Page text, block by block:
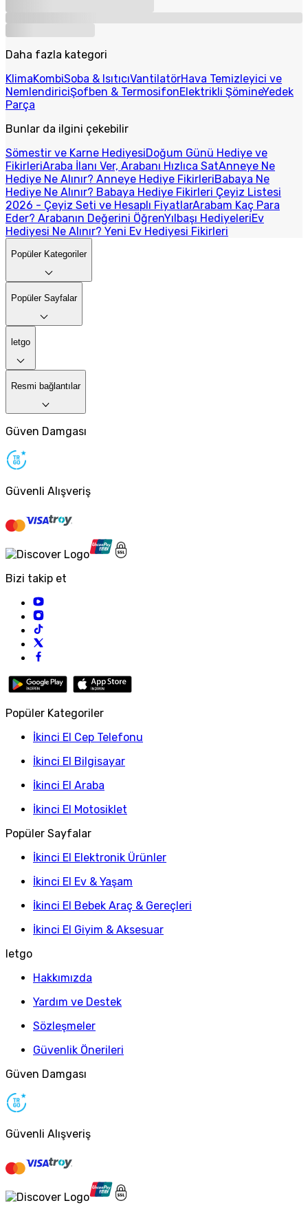
Daha fazla kategori
KlimaKombiSoba & IsıtıcıVantilatörHava Temizleyici ve
NemlendiriciŞofben & TermosifonElektrikli ŞömineYedek
Parça
Bunlar da ilgini çekebilir
Sömestir ve Karne HediyesiDoğum Günü Hediye ve
FikirleriAraba İlanı Ver, Arabanı Hızlıca SatAnneye Ne
Hediye Ne Alınır? Anneye Hediye FikirleriBabaya Ne
Hediye Ne Alınır? Babaya Hediye Fikirleri Çeyiz Listesi
2026 - Çeyiz Seti ve Hesaplı FiyatlarArabam Kaç Para
Eder? Arabanın Değerini ÖğrenYılbaşı HediyeleriEv
Hediyesi Ne Alınır? Yeni Ev Hediyesi Fikirleri
Popüler Kategoriler
Popüler Sayfalar
letgo
Resmi bağlantılar
Güven Damgası
Güvenli Alışveriş
Bizi takip et
Popüler Kategoriler
İkinci El Cep Telefonu
İkinci El Bilgisayar
İkinci El Araba
İkinci El Motosiklet
Popüler Sayfalar
İkinci El Elektronik Ürünler
İkinci El Ev & Yaşam
İkinci El Bebek Araç & Gereçleri
İkinci El Giyim & Aksesuar
letgo
Hakkımızda
Yardım ve Destek
Sözleşmeler
Güvenlik Önerileri
Güven Damgası
Güvenli Alışveriş